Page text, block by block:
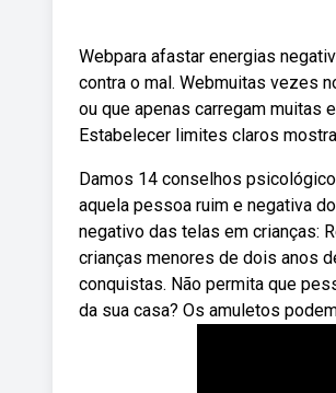
Webpara afastar energias
contra o mal. Webmuitas vezes
ou que apenas carregam muitas
Estabelecer limites claros
Damos 14 conselhos
aquela pessoa ruim e negativa
negativo das telas em crianças:
crianças menores de dois anos
conquistas. Não permita que
da sua casa? Os amuletos